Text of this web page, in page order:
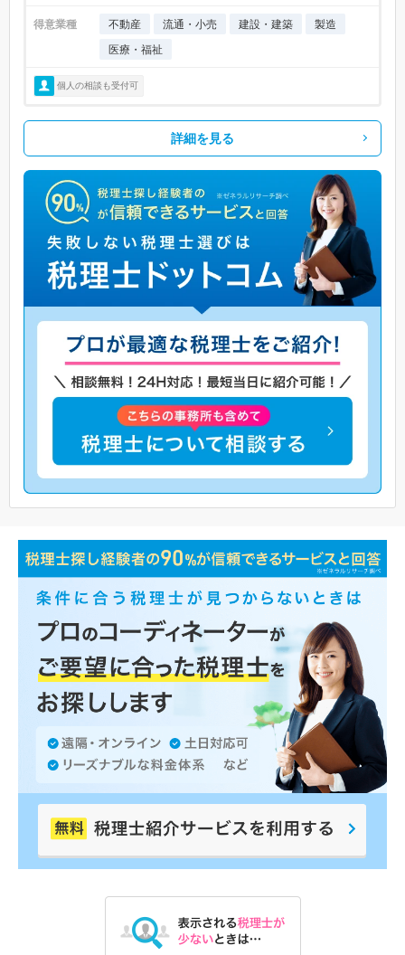
得意業種 不動産 流通・小売 建設・建築
製造
医療・福祉
個人の相談も受付可
詳細を見る